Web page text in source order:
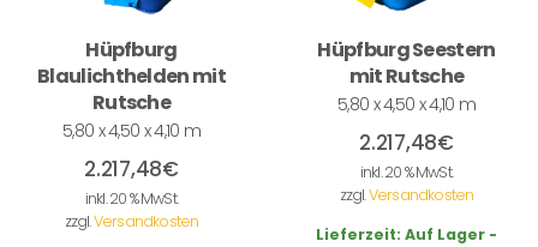
Hüpfburg
Blaulichthelden mit
Rutsche
5,80 x 4,50 x 4,10 m
2.217,48€
inkl. 20 % MwSt.
zzgl.Versandkosten
Hüpfburg Seestern
mit Rutsche
5,80 x 4,50 x 4,10 m
2.217,48€
inkl. 20 % MwSt.
zzgl.Versandkosten
Lieferzeit: Auf Lager -